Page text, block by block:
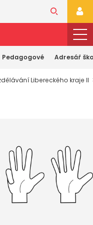
Pedagogové Adresář
Libereckého kraje II